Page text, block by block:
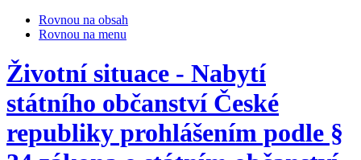
Rovnou na obsah
Rovnou na menu
Životní situace - Nabytí
státního občanství České
republiky prohlášením podle §